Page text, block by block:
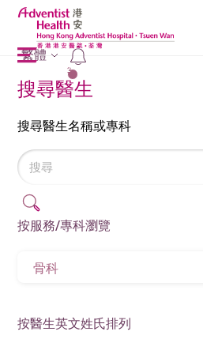
2
繁體
搜尋醫生
搜尋醫生名稱或專科
按服務/專科瀏覽
骨科
按醫生英文姓氏排列